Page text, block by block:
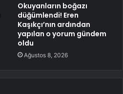
Okuyanların boğazı
düğümlendi! Eren
Kaşıkçı’nın ardından
yapılan o yorum gündem
oldu
Ağustos 8, 2026